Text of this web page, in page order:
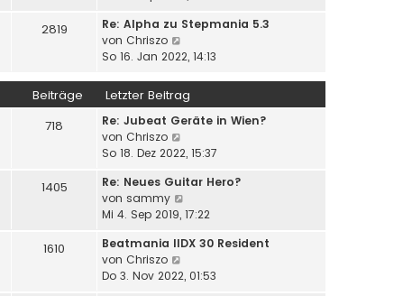
g
i
r
a
g
r
e
i
r
a
e
t
r
B
e
t
a
g
2819
Re: Alpha zu Stepmania 5.3
von Chriszo
e
s
t
r
e
i
a
So 16. Jan 2022, 14:13
Beiträge Letzter Beitrag
718
Re: Jubeat Geräte in Wien?
von Chriszo
e
e
s
r
e
So 18. Dez 2022, 15:37
1405
Re: Neues Guitar Hero?
von sammy
e
e
t
Mi 4. Sep 2019, 17:22
1610
Beatmania IIDX 30 Resident
von Chriszo
e
Do 3. Nov 2022, 01:53